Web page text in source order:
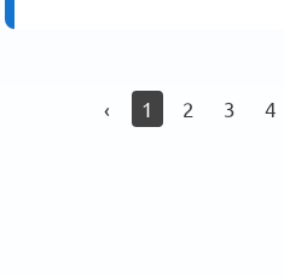
‹ 1 2 3 4